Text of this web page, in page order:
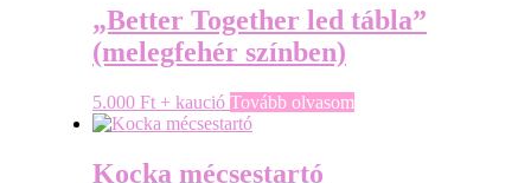
„Better Together led tábla”
(melegfehér színben)
5.000 Ft + kaució Tovább olvasom
Kocka mécsestartó